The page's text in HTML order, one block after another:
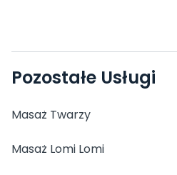
Pozostałe Usługi
Masaż Twarzy
Masaż Lomi Lomi